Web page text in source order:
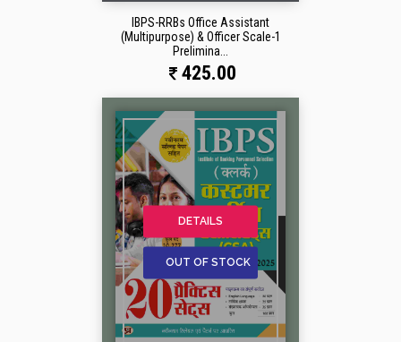
IBPS-RRBs Office Assistant
(Multipurpose) & Officer Scale-1
Prelimina...
425.00
DETAILS
OUT OF STOCK